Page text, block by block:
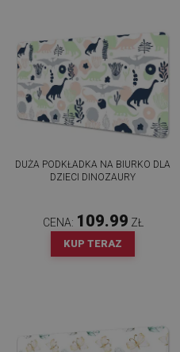
DUŻA PODKŁADKA NA BIURKO DLA
DZIECI DINOZAURY
CENA: 109.99 ZŁ
KUP TERAZ